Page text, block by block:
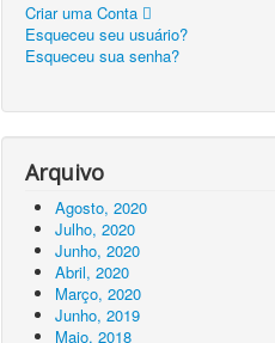
Criar uma Conta
Esqueceu seu usuário?
Esqueceu sua senha?
Arquivo
Agosto, 2020
Julho, 2020
Junho, 2020
Abril, 2020
Março, 2020
Junho, 2019
Maio, 2018